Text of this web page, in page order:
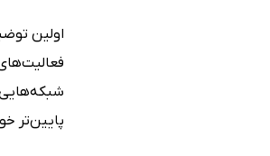
اولین
شبکه‌هایی
پایین‌تر